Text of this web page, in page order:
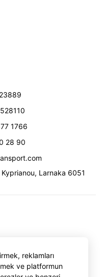
1766
28 90
, Larnaka 6051
reklamları
ve platformun